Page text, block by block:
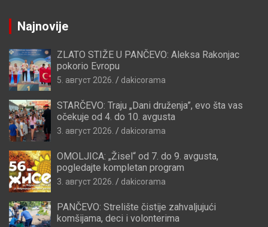
Najnovije
ZLATO STIŽE U PANČEVO: Aleksa Rakonjac
pokorio Evropu
5. август 2026. dakicorama
STARČEVO: Traju „Dani druženja”, evo šta vas
očekuje od 4. do 10. avgusta
3. август 2026. dakicorama
OMOLJICA: „Žisel“ od 7. do 9. avgusta,
pogledajte kompletan program
3. август 2026. dakicorama
PANČEVO: Strelište čistije zahvaljujući
komšijama, deci i volonterima